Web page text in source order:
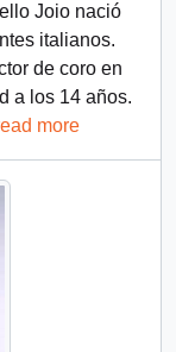
Joio nació
italianos.
de coro en
a los 14 años.
more